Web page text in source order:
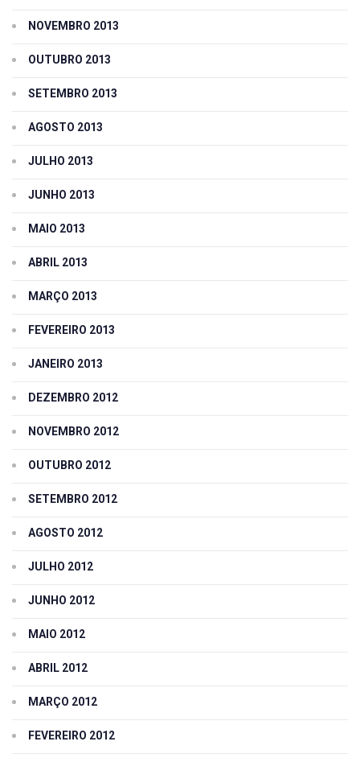
NOVEMBRO 2013
OUTUBRO 2013
SETEMBRO 2013
AGOSTO 2013
JULHO 2013
JUNHO 2013
MAIO 2013
ABRIL 2013
MARÇO 2013
FEVEREIRO 2013
JANEIRO 2013
DEZEMBRO 2012
NOVEMBRO 2012
OUTUBRO 2012
SETEMBRO 2012
AGOSTO 2012
JULHO 2012
JUNHO 2012
MAIO 2012
ABRIL 2012
MARÇO 2012
FEVEREIRO 2012